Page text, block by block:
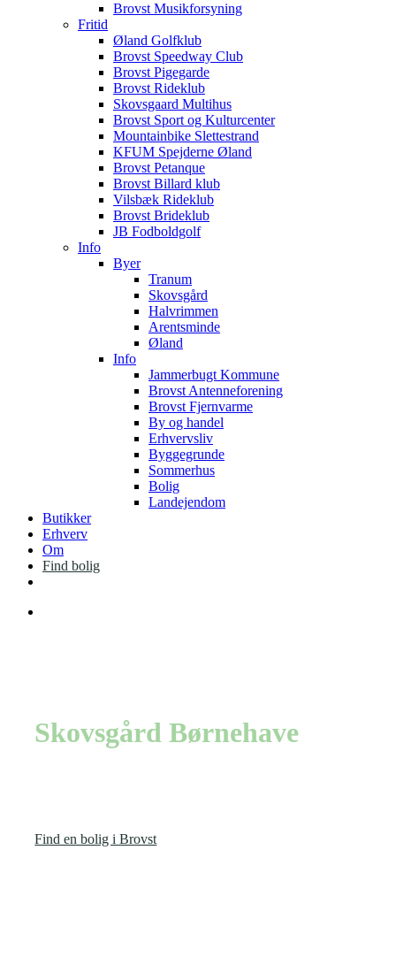
Brovst Musikforsyning
Fritid
Øland Golfklub
Brovst Speedway Club
Brovst Pigegarde
Brovst Rideklub
Skovsgaard Multihus
Brovst Sport og Kulturcenter
Mountainbike Slettestrand
KFUM Spejderne Øland
Brovst Petanque
Brovst Billard klub
Vilsbæk Rideklub
Brovst Brideklub
JB Fodboldgolf
Info
Byer
Tranum
Skovsgård
Halvrimmen
Arentsminde
Øland
Info
Jammerbugt Kommune
Brovst Antenneforening
Brovst Fjernvarme
By og handel
Erhvervsliv
Byggegrunde
Sommerhus
Bolig
Landejendom
Butikker
Erhverv
Om
Find bolig
Skovsgård Børnehave
Find en bolig i Brovst